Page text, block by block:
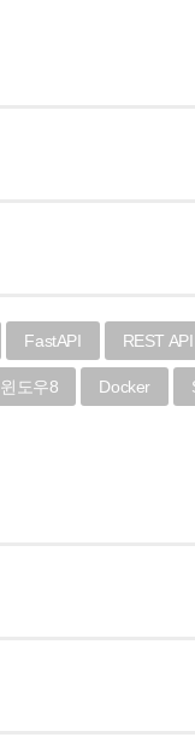
FastAPI REST API
윈도우8 Docker